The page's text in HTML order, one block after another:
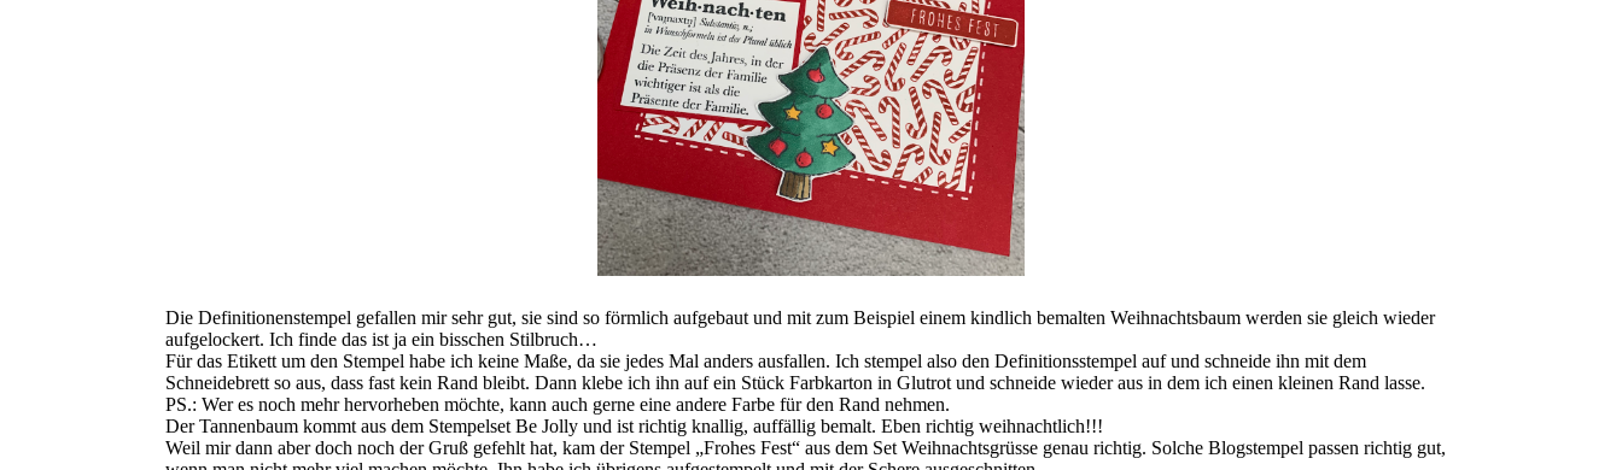
Die Definitionenstempel gefallen mir sehr gut, sie sind so förmlich aufgebaut und mit zum Beispiel einem kindlich bemalten Weihnachtsbaum werden sie gleich wieder
aufgelockert. Ich finde das ist ja ein bisschen Stilbruch…
Für das Etikett um den Stempel habe ich keine Maße, da sie jedes Mal anders ausfallen. Ich stempel also den Definitionsstempel auf und schneide ihn mit dem
Schneidebrett so aus, dass fast kein Rand bleibt. Dann klebe ich ihn auf ein Stück Farbkarton in Glutrot und schneide wieder aus in dem ich einen kleinen Rand lasse.
PS.: Wer es noch mehr hervorheben möchte, kann auch gerne eine andere Farbe für den Rand nehmen.
Der Tannenbaum kommt aus dem Stempelset Be Jolly und ist richtig knallig, auffällig bemalt. Eben richtig weihnachtlich!!!
Weil mir dann aber doch noch der Gruß gefehlt hat, kam der Stempel „Frohes Fest“ aus dem Set Weihnachtsgrüsse genau richtig. Solche Blogstempel passen richtig gut,